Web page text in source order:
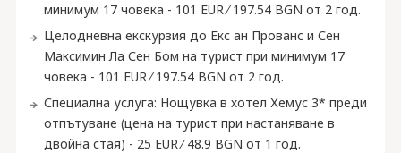
минимум 17 човека - 101 EUR ∕ 197.54 BGN от 2 год.
Целодневна екскурзия до Екс ан Прованс и Сен
Максимин Ла Сен Бом на турист при минимум 17
човека - 101 EUR ∕ 197.54 BGN от 2 год.
Специална услуга: Нощувка в хотел Хемус 3* преди
отпътуване (цена на турист при настаняване в
двойна стая) - 25 EUR ∕ 48.9 BGN от 1 год.